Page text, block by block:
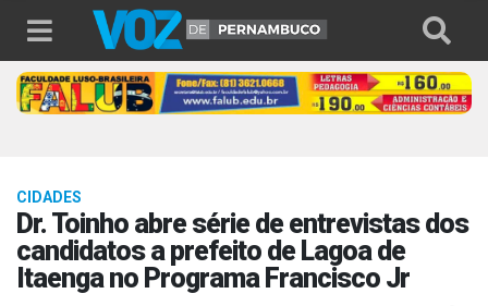
CIDADES
Dr. Toinho abre série de entrevistas dos
candidatos a prefeito de Lagoa de
Itaenga no Programa Francisco Jr